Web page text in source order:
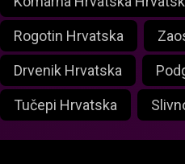
Rogotin Hrvatska
Drvenik Hrvatska
Tučepi Hrvatska